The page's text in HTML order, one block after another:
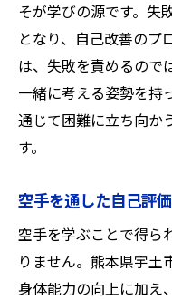
そが学びの源です。失
となり、自己改善のプ
は、失敗を責めるので
一緒に考える姿勢を持
通じて困難に立ち向か
す。
空手を通した自己評
空手を学ぶことで得ら
りません。熊本県宇土
身体能力の向上に加え